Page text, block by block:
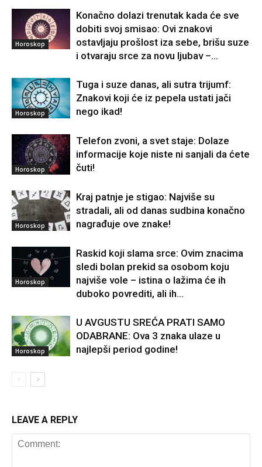
Horoskop
Konačno dolazi trenutak kada će sve
dobiti svoj smisao: Ovi znakovi
ostavljaju prošlost iza sebe, brišu suze
i otvaraju srce za novu ljubav –...
Horoskop
Tuga i suze danas, ali sutra trijumf:
Znakovi koji će iz pepela ustati jači
nego ikad!
Horoskop
Telefon zvoni, a svet staje: Dolaze
informacije koje niste ni sanjali da ćete
čuti!
Horoskop
Kraj patnje je stigao: Najviše su
stradali, ali od danas sudbina konačno
nagrađuje ove znake!
Horoskop
Raskid koji slama srce: Ovim znacima
sledi bolan prekid sa osobom koju
najviše vole – istina o lažima će ih
duboko povrediti, ali ih...
Horoskop
U AVGUSTU SREĆA PRATI SAMO
ODABRANE: Ova 3 znaka ulaze u
najlepši period godine!
LEAVE A REPLY